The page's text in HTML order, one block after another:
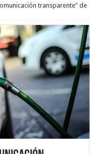
transparente” de